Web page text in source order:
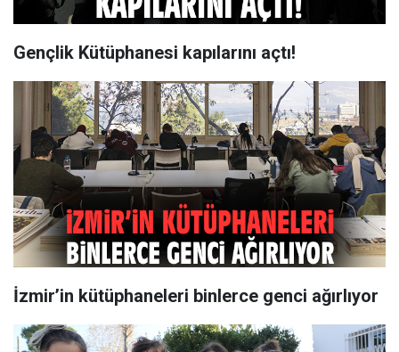
Gençlik Kütüphanesi kapılarını açtı!
İzmir’in kütüphaneleri binlerce genci ağırlıyor